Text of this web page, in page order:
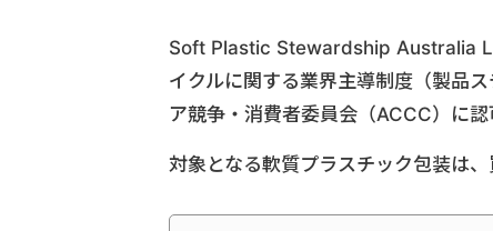
Soft Plastic Stewardship Australia
イクルに関する業界主導制度（製品
ア競争・消費者委員会（ACCC）に認
対象となる軟質プラスチック包装は